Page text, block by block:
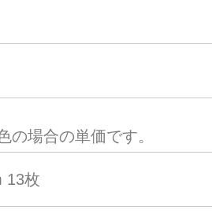
場合の単価です。
13枚